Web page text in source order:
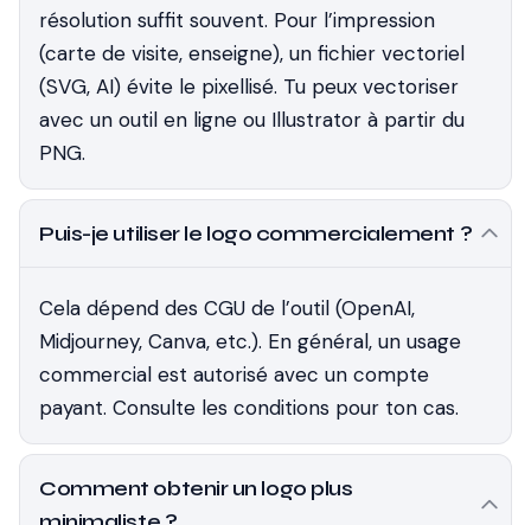
résolution suffit souvent. Pour l’impression
(carte de visite, enseigne), un fichier vectoriel
(SVG, AI) évite le pixellisé. Tu peux vectoriser
avec un outil en ligne ou Illustrator à partir du
PNG.
Puis-je utiliser le logo commercialement ?
Cela dépend des CGU de l’outil (OpenAI,
Midjourney, Canva, etc.). En général, un usage
commercial est autorisé avec un compte
payant. Consulte les conditions pour ton cas.
Comment obtenir un logo plus